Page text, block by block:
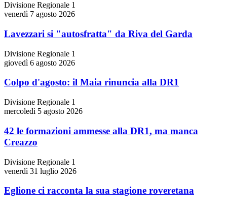
Divisione Regionale 1
venerdì 7 agosto 2026
Lavezzari si "autosfratta" da Riva del Garda
Divisione Regionale 1
giovedì 6 agosto 2026
Colpo d'agosto: il Maia rinuncia alla DR1
Divisione Regionale 1
mercoledì 5 agosto 2026
42 le formazioni ammesse alla DR1, ma manca
Creazzo
Divisione Regionale 1
venerdì 31 luglio 2026
Eglione ci racconta la sua stagione roveretana